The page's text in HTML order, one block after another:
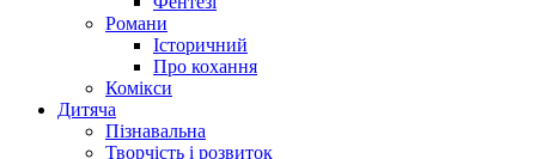
Романи
Історичний
Про кохання
Комікси
Дитяча
Пізнавальна
Творчість і розвиток